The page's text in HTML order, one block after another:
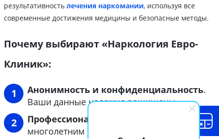
результативность лечения наркомании, используя все
современные достижения медицины и безопасные методы.
Почему выбирают «Наркология Евро-
Клиник»:
Анонимность и конфиденциальность.
Ваши данные надежно защищены.
Профессионализм и опыт
многолетним стажем работы в наркологии.